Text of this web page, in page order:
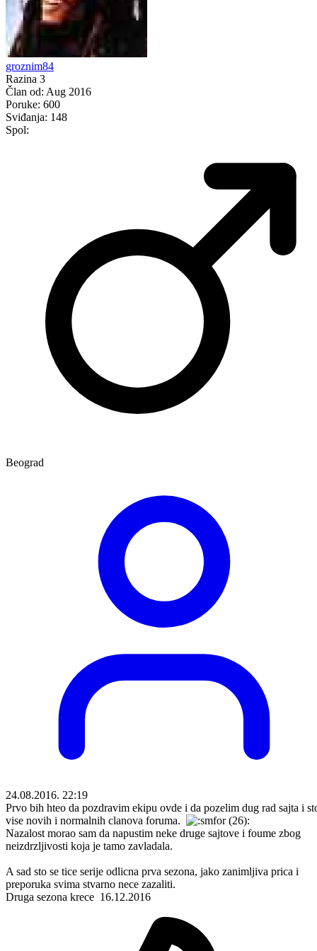
groznim84
Razina 3
Član od: Aug 2016
Poruke: 600
Sviđanja: 148
Spol:
Beograd
24.08.2016. 22:19
Prvo bih hteo da pozdravim ekipu ovde i da pozelim dug rad sajta i
vise novih i normalnih clanova foruma.
Nazalost morao sam da napustim neke druge sajtove i foume zbog
neizdrzljivosti koja je tamo zavladala.
A sad sto se tice serije odlicna prva sezona, jako zanimljiva prica i
preporuka svima stvarno nece zazaliti.
Druga sezona krece 16.12.2016